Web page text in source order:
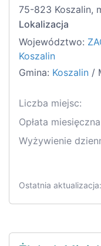
75-823 Koszalin,
Lokalizacja
Województwo:
Koszalin
Gmina: Koszalin /
Liczba miejsc:
Opłata
Wyżywienie
Ostatnia